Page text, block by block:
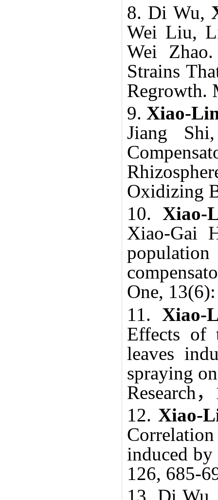
8. Di Wu,
Wei Liu,
Wei
Strains
Regrowth.
9.Xiao-
Jiang
Oxidizing
10. Xiao-
Xiao-Gai
One,
11. Xiao-
Effects of
leaves
spraying
Research，
12.Xiao-
induced by
126, 685-